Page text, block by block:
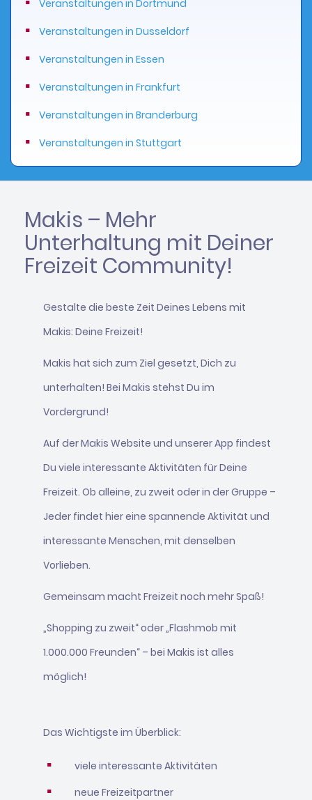
Veranstaltungen in Dortmund
Veranstaltungen in Dusseldorf
Veranstaltungen in Essen
Veranstaltungen in Frankfurt
Veranstaltungen in Branderburg
Veranstaltungen in Stuttgart
Makis – Mehr
Unterhaltung mit Deiner
Freizeit Community!
Gestalte die beste Zeit Deines Lebens mit
Makis: Deine Freizeit!
Makis hat sich zum Ziel gesetzt, Dich zu
unterhalten! Bei Makis stehst Du im
Vordergrund!
Auf der Makis Website und unserer App findest
Du viele interessante Aktivitäten für Deine
Freizeit. Ob alleine, zu zweit oder in der Gruppe –
Jeder findet hier eine spannende Aktivität und
interessante Menschen, mit denselben
Vorlieben.
Gemeinsam macht Freizeit noch mehr Spaß!
„Shopping zu zweit“ oder „Flashmob mit
1.000.000 Freunden“ – bei Makis ist alles
möglich!
Das Wichtigste im Überblick:
viele interessante Aktivitäten
neue Freizeitpartner